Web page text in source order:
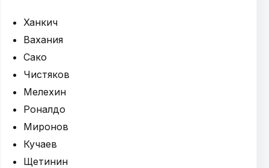
Ханкич
Вахания
Сако
Чистяков
Мелехин
Роналдо
Миронов
Кучаев
Щетинин